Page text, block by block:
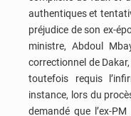
authentiques et
préjudice de son ex-
ministre, Abdoul
correctionnel de
toutefois requis
instance, lors du
demandé que l’ex-